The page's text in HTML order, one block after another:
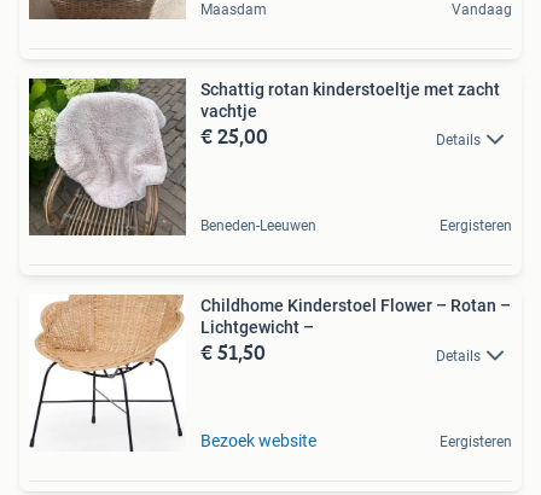
Maasdam Vandaag
Schattig rotan kinderstoeltje met zacht
vachtje
€ 25,00 Details
Beneden-Leeuwen Eergisteren
Childhome Kinderstoel Flower – Rotan –
Lichtgewicht –
€ 51,50 Details
Bezoek website Eergisteren